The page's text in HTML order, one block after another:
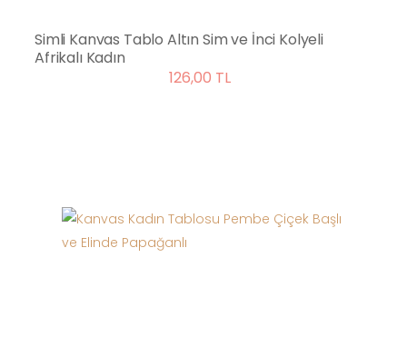
Simli Kanvas Tablo Altın Sim ve İnci Kolyeli
Afrikalı Kadın
126,00 TL